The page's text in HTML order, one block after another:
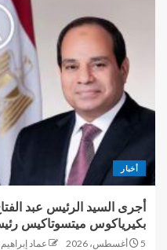
أخبار
أجرى السيد الرئيس عبد
بكيرياكوس ميتسوتاكيس
5 أغسطس، 2026 عماد إبراهيم